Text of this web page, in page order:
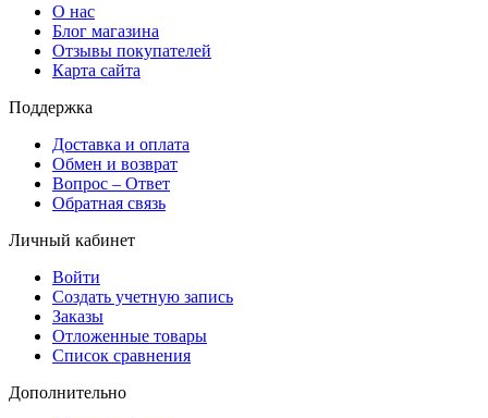
О нас
Блог магазина
Отзывы покупателей
Карта сайта
Поддержка
Доставка и оплата
Обмен и возврат
Вопрос – Ответ
Обратная связь
Личный кабинет
Войти
Создать учетную запись
Заказы
Отложенные товары
Список сравнения
Дополнительно